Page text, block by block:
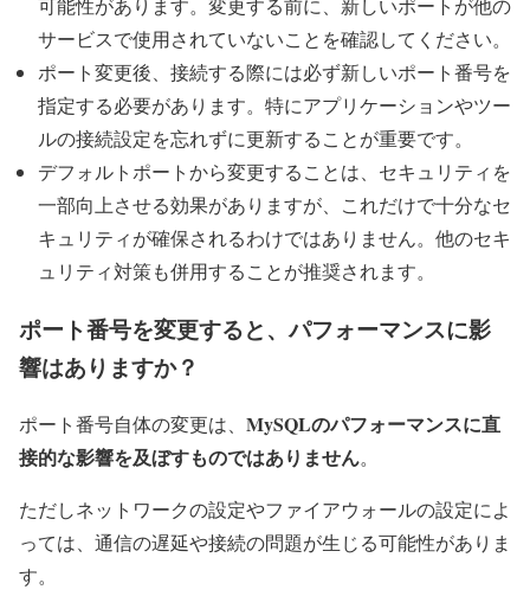
可能性があります。変更する前に、新しいポートが他の
サービスで使用されていないことを確認してください。
ポート変更後、接続する際には必ず新しいポート番号を
指定する必要があります。特にアプリケーションやツー
ルの接続設定を忘れずに更新することが重要です。
デフォルトポートから変更することは、セキュリティを
一部向上させる効果がありますが、これだけで十分なセ
キュリティが確保されるわけではありません。他のセキ
ュリティ対策も併用することが推奨されます。
ポート番号を変更すると、パフォーマンスに影
響はありますか？
ポート番号自体の変更は、 MySQLのパフォーマンスに直
接的な影響を及ぼすものではありません。
ただしネットワークの設定やファイアウォールの設定によ
っては、通信の遅延や接続の問題が生じる可能性がありま
す。